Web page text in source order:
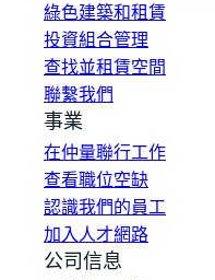
綠色建築和租賃
投資組合管理
查找並租賃空間
聯繫我們
事業
在仲量聯行工作
查看職位空缺
認識我們的員工
加入人才網路
公司信息